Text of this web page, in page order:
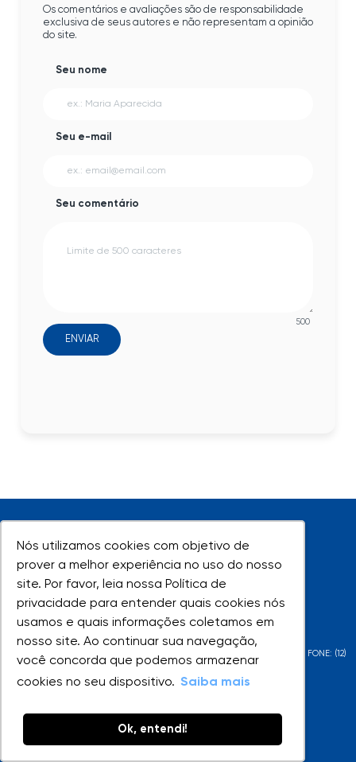
Nós utilizamos cookies com objetivo de
prover a melhor experiência no uso do nosso
site. Por favor, leia nossa Política de
privacidade para entender quais cookies nós
usamos e quais informações coletamos em
nosso site. Ao continuar sua navegação,
você concorda que podemos armazenar
cookies no seu dispositivo. Saiba mais
Ok, entendi!
Nós utilizamos cookies com objetivo de
prover a melhor experiência no uso do nosso
site. Por favor, leia nossa Política de
privacidade para entender quais cookies nós
usamos e quais informações coletamos em
nosso site. Ao continuar sua navegação,
você concorda que podemos armazenar
cookies no seu dispositivo. Saiba mais
Ok, entendi!
Os comentários e avaliações são de responsabilidade
exclusiva de seus autores e não representam a opinião
do site.
Seu nome
Seu e-mail
Seu comentário
500
ENVIAR
UNIVAP - Todos os direitos reservados
AV. SHISHIMA HIFUMI, 2911 - URBANOVA - SÃO JOSÉ DOS CAMPOS - SP - FONE: (12)